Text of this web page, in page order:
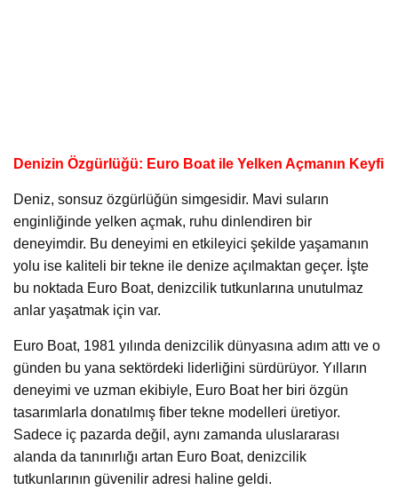
Denizin Özgürlüğü: Euro Boat ile Yelken Açmanın Keyfi
Deniz, sonsuz özgürlüğün simgesidir. Mavi suların
enginliğinde yelken açmak, ruhu dinlendiren bir
deneyimdir. Bu deneyimi en etkileyici şekilde yaşamanın
yolu ise kaliteli bir tekne ile denize açılmaktan geçer. İşte
bu noktada Euro Boat, denizcilik tutkunlarına unutulmaz
anlar yaşatmak için var.
Euro Boat, 1981 yılında denizcilik dünyasına adım attı ve o
günden bu yana sektördeki liderliğini sürdürüyor. Yılların
deneyimi ve uzman ekibiyle, Euro Boat her biri özgün
tasarımlarla donatılmış fiber tekne modelleri üretiyor.
Sadece iç pazarda değil, aynı zamanda uluslararası
alanda da tanınırlığı artan Euro Boat, denizcilik
tutkunlarının güvenilir adresi haline geldi.